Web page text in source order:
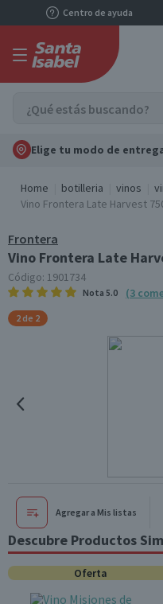
Centro de ayuda
Elige tu modo de
Home botilleria vinos
Vino Frontera Late Harvest
Frontera
Vino Frontera Late
Código: 1901734
Nota 5.0 (3
2 de 2
Agregar a Mis listas
Descubre Productos
Oferta